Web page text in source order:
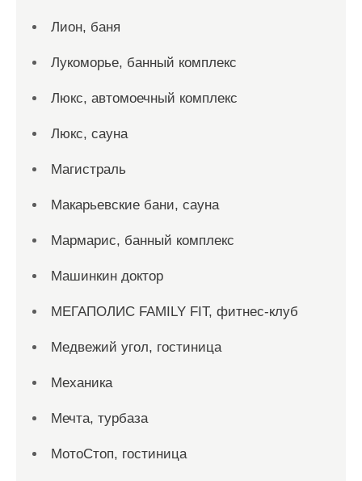
Лион, баня
Лукоморье, банный комплекс
Люкс, автомоечный комплекс
Люкс, сауна
Магистраль
Макарьевские бани, сауна
Мармарис, банный комплекс
Машинкин доктор
МЕГАПОЛИС FAMILY FIT, фитнес-клуб
Медвежий угол, гостиница
Механика
Мечта, турбаза
МотоСтоп, гостиница